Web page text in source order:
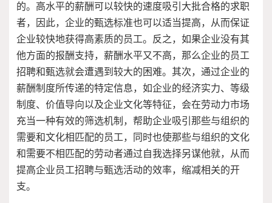
的。高水平的薪酬可以较快的速度吸引大批合格的求职
者，因此，企业的甄选标准也可以适当提高，从而保证
企业较快地获得高素质的员工。反之，如果企业没有其
他方面的报酬支持，薪酬水平又不高，那么企业的员工
招聘和甄选就会遭遇到较大的困难。其次，通过企业的
薪酬制度所传递的特定信息，如企业的经济实力、等级
制度、价值导向以及企业文化等特征，会在劳动力市场
充当一种有效的筛选机制，帮助企业吸引那些与组织的
需要和文化相匹配的员工，同时也使那些与组织的文化
和需要不相匹配的劳动者通过自我选择另谋他就，从而
提高企业员工招聘与甄选活动的效率，缩减相关的开
支。